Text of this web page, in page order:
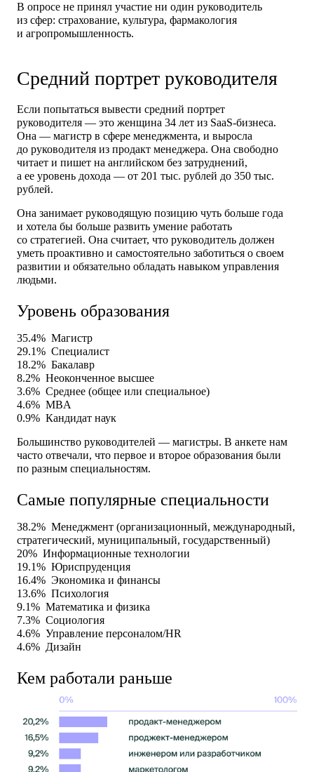
В опросе не принял участие ни один руководитель
из сфер: страхование, культура, фармакология
и агропромышленность.
Средний портрет руководителя
Если попытаться вывести средний портрет
руководителя — это женщина 34 лет из SааS-бизнеса.
Она — магистр в сфере менеджмента, и выросла
до руководителя из продакт менеджера. Она свободно
читает и пишет на английском без затруднений,
а ее уровень дохода — от 201 тыс. рублей до 350 тыс.
рублей.
Она занимает руководящую позицию чуть больше года
и хотела бы больше развить умение работать
со стратегией. Она считает, что руководитель должен
уметь проактивно и самостоятельно заботиться о своем
развитии и обязательно обладать навыком управления
людьми.
Уровень образования
35.4%Магистр
29.1%Специалист
18.2%Бакалавр
8.2%Неоконченное высшее
3.6%Среднее (общее или специальное)
4.6%MBA
0.9%Кандидат наук
Большинство руководителей — магистры. В анкете нам
часто отвечали, что первое и второе образования были
по разным специальностям.
Самые популярные специальности
38.2%Менеджмент (организационный, международный,
стратегический, муниципальный, государственный)
20%Информационные технологии
19.1%Юриспруденция
16.4%Экономика и финансы
13.6%Психология
9.1%Математика и физика
7.3%Социология
4.6%Управление персоналом/НR
4.6%Дизайн
Кем работали раньше